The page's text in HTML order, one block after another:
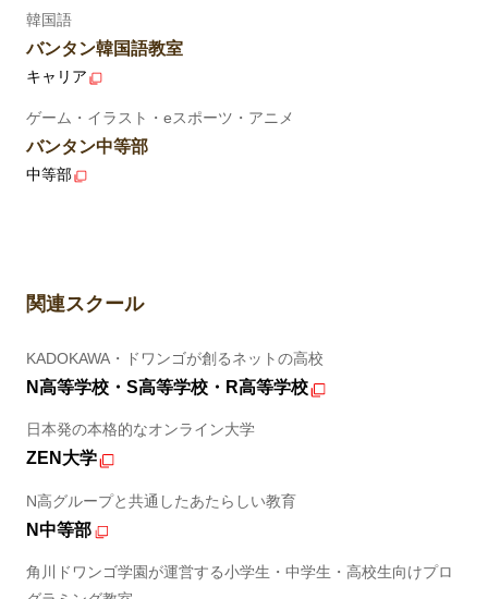
韓国語
バンタン韓国語教室
キャリア
ゲーム・イラスト・eスポーツ・アニメ
バンタン中等部
中等部
関連スクール
KADOKAWA・ドワンゴが創るネットの高校
N高等学校・S高等学校・R高等学校
日本発の本格的なオンライン大学
ZEN大学
N高グループと共通したあたらしい教育
N中等部
角川ドワンゴ学園が運営する小学生・中学生・高校生向けプロ